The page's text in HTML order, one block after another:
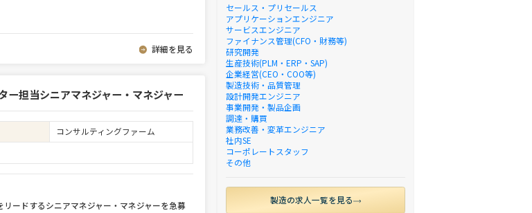
詳細を見る
ー担当シニアマネジャー・マネジャー
コンサルティングファーム
ードするシニアマネジャー・マネジャーを急募
セールス・プリセールス
アプリケーションエンジニア
サービスエンジニア
ファイナンス管理(CFO・財務等)
研究開発
生産技術(PLM・ERP・SAP)
企業経営(CEO・COO等)
製造技術・品質管理
設計開発エンジニア
事業開発・製品企画
調達・購買
業務改善・変革エンジニア
社内SE
コーポレートスタッフ
その他
製造の求人一覧を見る